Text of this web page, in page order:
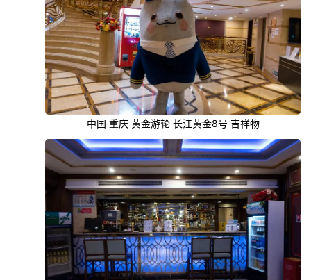
中国 重庆 黄金游轮 长江黄金8号 吉祥物